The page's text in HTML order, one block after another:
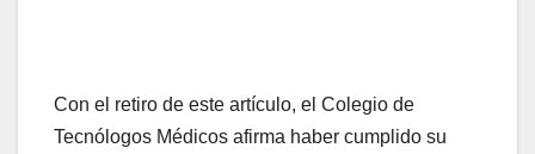
Con el retiro de este artículo, el Colegio de
Tecnólogos Médicos afirma haber cumplido su